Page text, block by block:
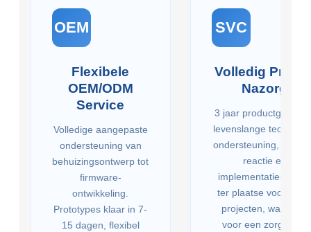
OEM
Flexibele
OEM/ODM
Service
Volledige aangepaste
ondersteuning van
behuizingsontwerp tot
firmware-
ontwikkeling.
Prototypes klaar in 7-
15 dagen, flexibel
SVC
Volledig
Nazorg
3 jaar
levenslange
ondersteuning, 24-
reactie en
implementatieservice
ter plaatse voor
projecten, wat zorgt
voor een zorgeloze